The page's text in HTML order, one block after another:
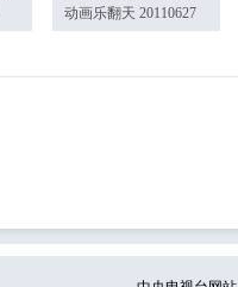
动画乐翻天 20110627